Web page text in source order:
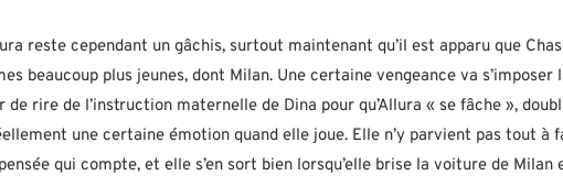
reste cependant un gâchis, surtout maintenant qu’il est apparu que
beaucoup plus jeunes, dont Milan. Une certaine vengeance va s’imposer
de rire de l’instruction maternelle de Dina pour qu’Allura « se fâche »,
une certaine émotion quand elle joue. Elle n’y parvient pas tout à
qui compte, et elle s’en sort bien lorsqu’elle brise la voiture de Milan